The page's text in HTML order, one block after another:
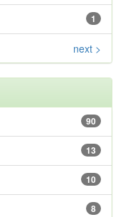
1
next >
90
13
10
8